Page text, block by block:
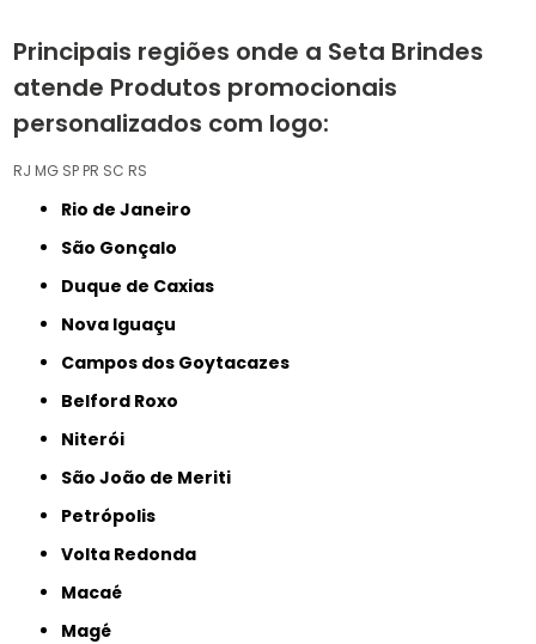
Principais regiões onde a Seta Brindes
atende Produtos promocionais
personalizados com logo:
RJ MG SP PR SC RS
Rio de Janeiro
São Gonçalo
Duque de Caxias
Nova Iguaçu
Campos dos Goytacazes
Belford Roxo
Niterói
São João de Meriti
Petrópolis
Volta Redonda
Macaé
Magé